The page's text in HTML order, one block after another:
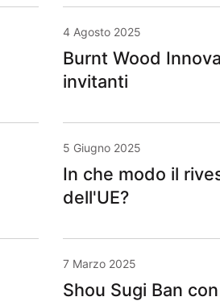
4 Agosto 2025
Burnt Wood
invitanti
5 Giugno 2025
In che modo il
dell'UE?
7 Marzo 2025
Shou Sugi Ban